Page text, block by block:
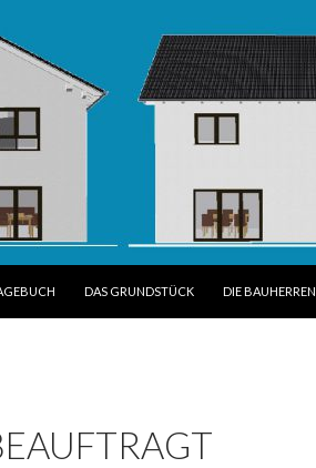
DAS GRUNDSTÜCK DIE BAUHERREN